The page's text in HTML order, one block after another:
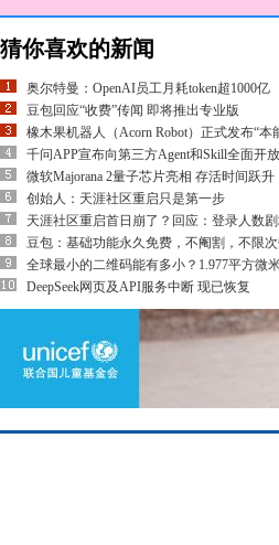
猜你喜欢的新闻
奥尔特曼：OpenAI员工月耗token超1000亿
豆包回应“收费”传闻 即将推出专业版
橡木果机器人（Acorn Robot）正式发布“本
千问APP宣布向第三方Agent和Skill全面开放
微软Majorana 2量子芯片亮相 存活时间跃升
创始人：天涯社区重启只是第一步
天涯社区重启首日崩了？回应：登录人数
豆包：基础功能永久免费，不阉割，不限
全球最小的二维码能有多小？1.977平方微
DeepSeek网页及API服务中断 现已恢复